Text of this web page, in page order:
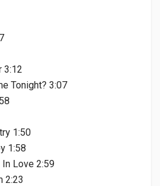
3:12
Tonight? 3:07
1:50
1:58
Love 2:59
2:23